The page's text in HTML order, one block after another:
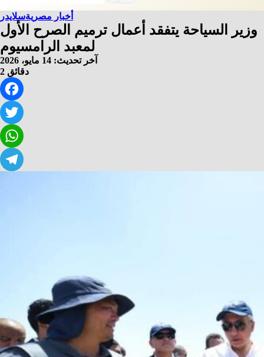
أخبار مصريةسلايدر
⁠وزير السياحة يتفقد أعمال ترميم الصرح الأول
لمعبد الرامسيوم
آخر تحديث: 14 مايو، 2026
2 دقائق